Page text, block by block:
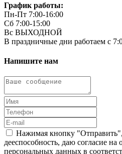
График работы:
Пн-Пт 7:00-16:00
Сб 7:00-15:00
Вс ВЫХОДНОЙ
В праздничные дни работаем с
Напишите нам
Нажимая кнопку
дееспособность, даю согласие на
персональных данных в